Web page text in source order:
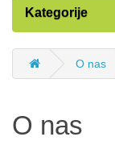
Kategorije
O nas
O nas